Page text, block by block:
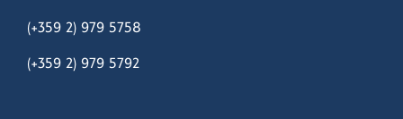
(+359 2) 979 5758
(+359 2) 979 5792